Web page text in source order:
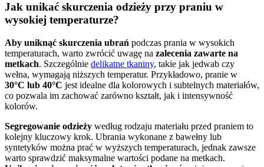
Jak unikać skurczenia odzieży przy praniu w
wysokiej temperaturze?
Aby uniknąć skurczenia ubrań podczas prania w wysokich
temperaturach, warto zwrócić uwagę na zalecenia zawarte na
metkach. Szczególnie delikatne tkaniny, takie jak jedwab czy
wełna, wymagają niższych temperatur. Przykładowo, pranie w
30°C lub 40°C jest idealne dla kolorowych i subtelnych materiałów,
co pozwala im zachować zarówno kształt, jak i intensywność
kolorów.
Segregowanie odzieży według rodzaju materiału przed praniem to
kolejny kluczowy krok. Ubrania wykonane z bawełny lub
syntetyków można prać w wyższych temperaturach, jednak zawsze
warto sprawdzić maksymalne wartości podane na metkach.